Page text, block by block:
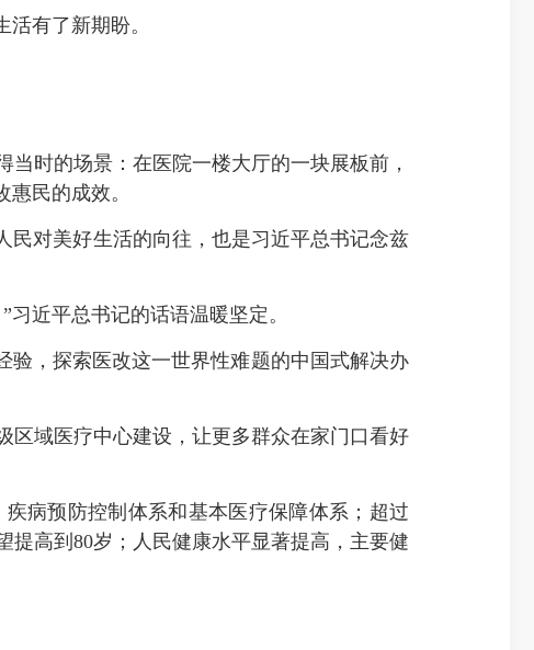
有了新期盼。
时的场景：在医院一楼大厅的一块展板前，
民的成效。
对美好生活的向往，也是习近平总书记念兹
近平总书记的话语温暖坚定。
，探索医改这一世界性难题的中国式解决办
域医疗中心建设，让更多群众在家门口看好
病预防控制体系和基本医疗保障体系；超过
提高到80岁；人民健康水平显著提高，主要健